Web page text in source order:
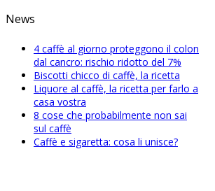
News
4 caffè al giorno proteggono il colon
dal cancro: rischio ridotto del 7%
Biscotti chicco di caffè, la ricetta
Liquore al caffè, la ricetta per farlo a
casa vostra
8 cose che probabilmente non sai
sul caffè
Caffè e sigaretta: cosa li unisce?